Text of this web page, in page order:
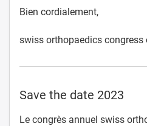
Bien cordialement,
swiss orthopaedics congress
Save the date 2023
Le congrès annuel swiss